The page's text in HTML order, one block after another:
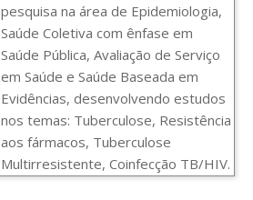
pesquisa na área de Epidemiologia,
Saúde Coletiva com ênfase em
Saúde Pública, Avaliação de Serviço
em Saúde e Saúde Baseada em
Evidências, desenvolvendo estudos
nos temas: Tuberculose, Resistência
aos fármacos, Tuberculose
Multirresistente, Coinfecção TB/HIV.